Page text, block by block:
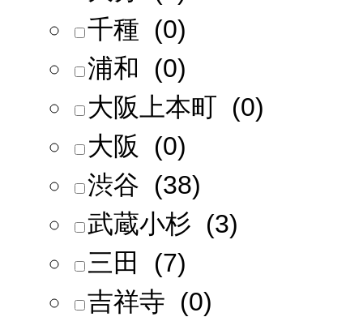
千種 (0)
浦和 (0)
大阪上本町 (0)
大阪 (0)
渋谷 (38)
武蔵小杉 (3)
三田 (7)
吉祥寺 (0)